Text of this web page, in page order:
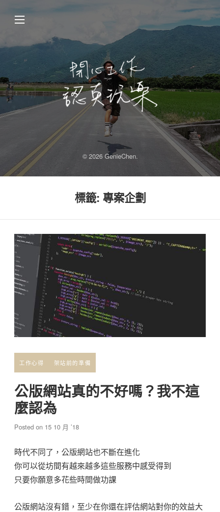
© 2026 GenieChen.
標籤: 專案企劃
工作心得 架站前的準備
公版網站真的不好嗎？我不這
麼認為
Posted on 15 10 月 ’18
時代不同了，公版網站也不斷在進化
你可以從坊間有越來越多這些服務中感受得到
只要你願意多花些時間做功課
公版網站沒有錯，至少在你還在評估網站對你的效益大